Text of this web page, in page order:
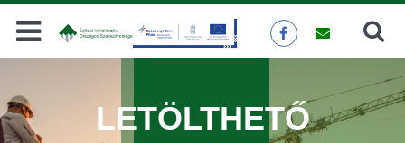
Keresés
LETÖLTHETŐ